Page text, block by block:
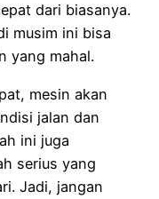
dari biasanya.
musim ini bisa
yang mahal.
mesin akan
jalan dan
ini juga
serius yang
Jadi, jangan